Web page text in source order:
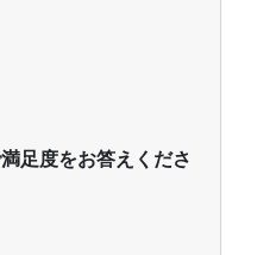
足度をお答えくださ